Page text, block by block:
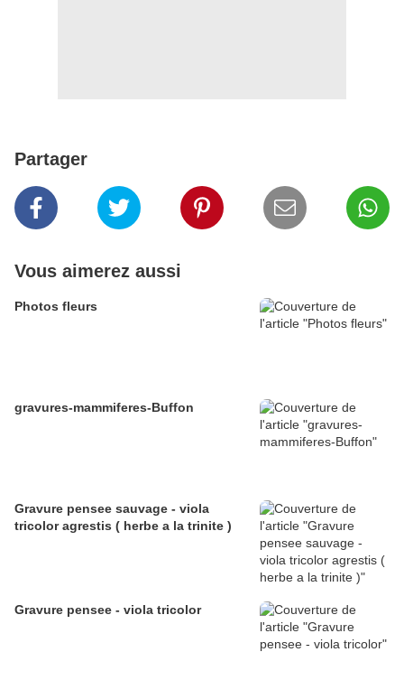
Partager
Vous aimerez aussi
Photos fleurs
gravures-mammiferes-Buffon
Gravure pensee sauvage - viola
tricolor agrestis ( herbe a la trinite )
Gravure pensee - viola tricolor